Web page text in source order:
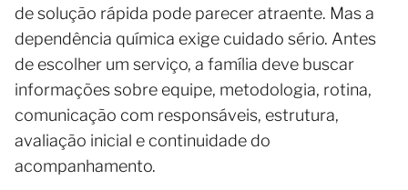
de solução rápida pode parecer atraente. Mas a
dependência química exige cuidado sério. Antes
de escolher um serviço, a família deve buscar
informações sobre equipe, metodologia, rotina,
comunicação com responsáveis, estrutura,
avaliação inicial e continuidade do
acompanhamento.